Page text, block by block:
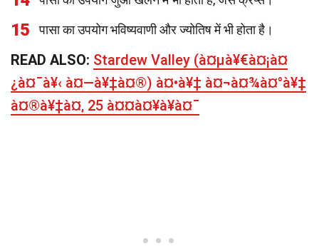
15 पासा का उपयोग भविष्यवाणी और ज्योतिष में भी होता है।
READ ALSO: Stardew Valley (à¤µà¥€à¤¡à¤
¿à¤¯à¥‹ à¤—à¥‡à¤®) à¤•à¥‡ à¤¬à¤¾à¤°à¥‡
à¤®à¥‡à¤‚ 25 à¤¤à¤¥à¥à¤¯